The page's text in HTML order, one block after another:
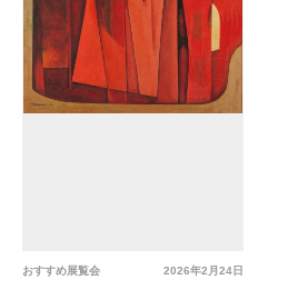
2026年2月24日
おすすめ展覧会